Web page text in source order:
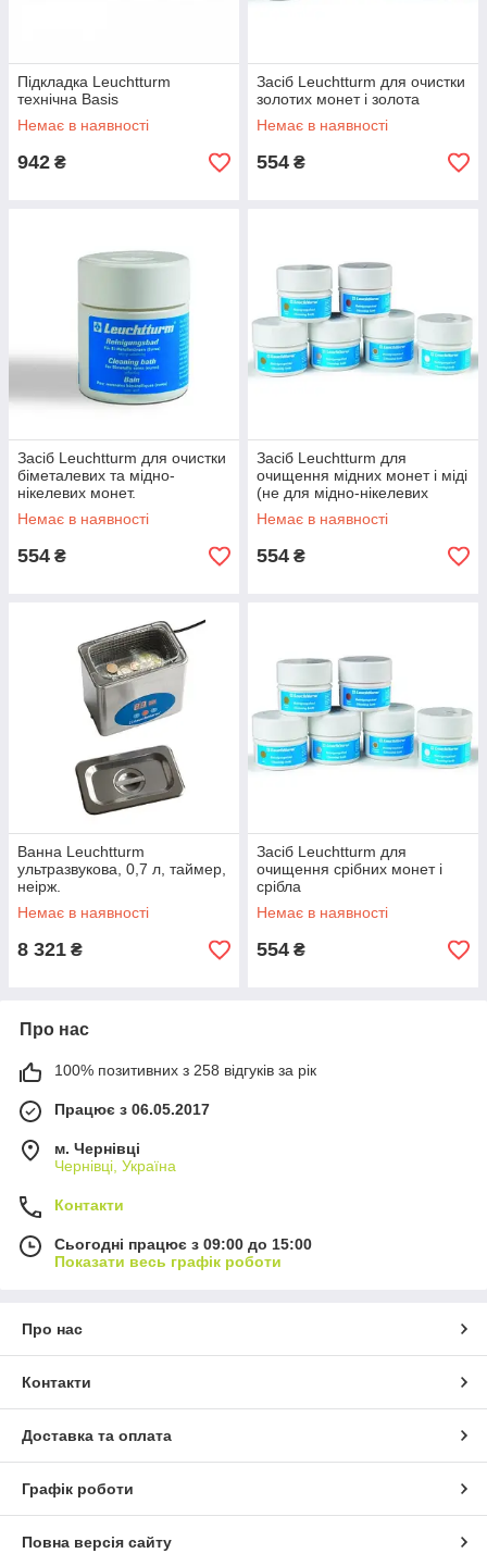
Підкладка Leuchtturm
технічна Basis
Немає в наявності
942 ₴
Засіб Leuchtturm для очистки
золотих монет і золота
Немає в наявності
554 ₴
Засіб Leuchtturm для очистки
біметалевих та мідно-
нікелевих монет.
Немає в наявності
554 ₴
Засіб Leuchtturm для
очищення мідних монет і міді
(не для мідно-нікелевих
монет)
Немає в наявності
554 ₴
Ванна Leuchtturm
ультразвукова, 0,7 л, таймер,
неірж.
Немає в наявності
8 321 ₴
Засіб Leuchtturm для
очищення срібних монет і
срібла
Немає в наявності
554 ₴
Про нас
100% позитивних з 258 відгуків за рік
Працює з 06.05.2017
м. Чернівці
Чернівці, Україна
Контакти
Сьогодні працює з 09:00 до 15:00
Показати весь графік роботи
Про нас
Контакти
Доставка та оплата
Графік роботи
Повна версія сайту